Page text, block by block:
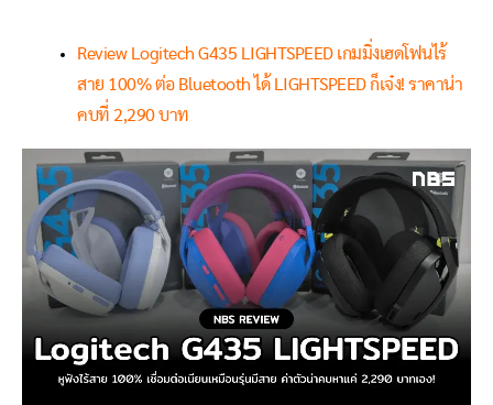
Review Logitech G435 LIGHTSPEED เกมมิ่งเฮดโฟนไร้
สาย 100% ต่อ Bluetooth ได้ LIGHTSPEED ก็เจ๋ง! ราคาน่า
คบที่ 2,290 บาท